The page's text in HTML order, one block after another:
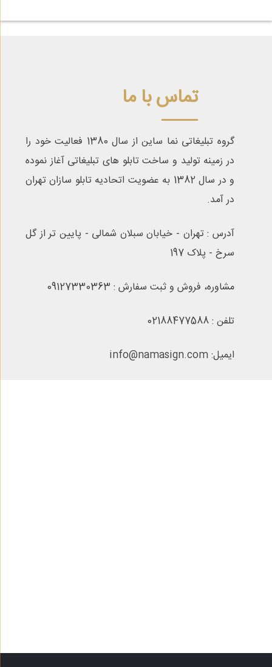
تماس با ما
گروه تبلیغاتی نما ساین از سال 1380 فعالیت خود را
در زمینه تولید و ساخت تابلو های تبلیغاتی آغاز نموده
و در سال 1382 به عضویت اتحادیه تابلو سازان تهران
در آمد.
آدرس : تهران - خیابان سبلان شمالی - پایین تر از گل
سرخ - پلاک 197
مشاوره، فروش و ثبت سفارش : 09127330363
تلفن : 02188477588
ایمیل: info@namasign.com